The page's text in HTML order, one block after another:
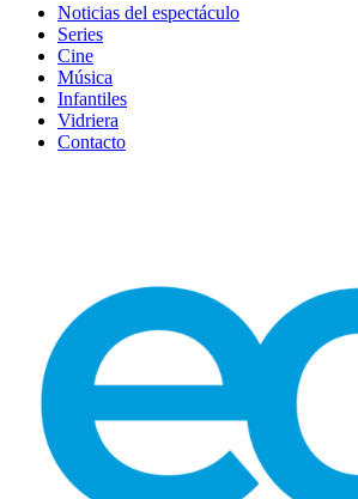
Noticias del espectáculo
Series
Cine
Música
Infantiles
Vidriera
Contacto